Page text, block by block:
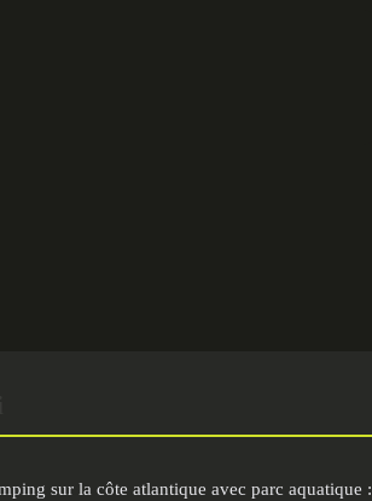
sur la côte atlantique avec parc aquatique :